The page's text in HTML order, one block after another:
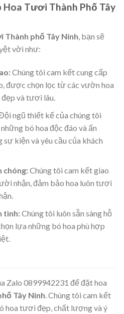
Hoa Tươi Thành Phố Tây
Thành phố Tây Ninh, bạn sẽ
vời như:
Chúng tôi cam kết cung cấp
được chọn lọc từ các vườn hoa
đẹp và tươi lâu.
ngũ thiết kế của chúng tôi
bó hoa độc đáo và ấn
kiện và yêu cầu của khách
chóng:Chúng tôi cam kết giao
nhận, đảm bảo hoa luôn tươi
tình:Chúng tôi luôn sẵn sàng hỗ
lựa những bó hoa phù hợp
Zalo 0899942231 để đặt hoa
Tây Ninh . Chúng tôi cam kết
hoa tươi đẹp, chất lượng và ý